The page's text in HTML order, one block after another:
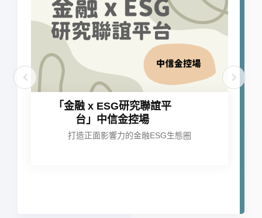
「金融 x ESG研究聯誼平
台」中信金控場
打造正面影響力的金融ESG生態圈